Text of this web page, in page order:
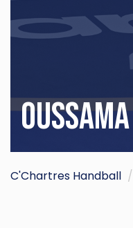
C'Chartres Handball